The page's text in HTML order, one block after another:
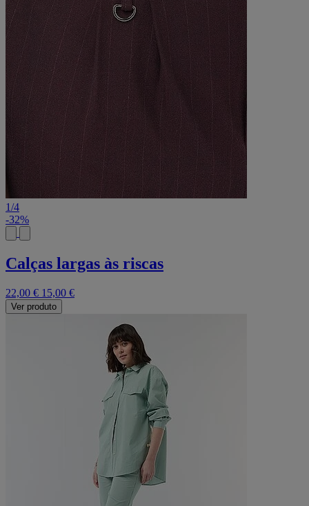
1/4
-32%
Calças largas às riscas
22,00 € 15,00 €
Ver produto